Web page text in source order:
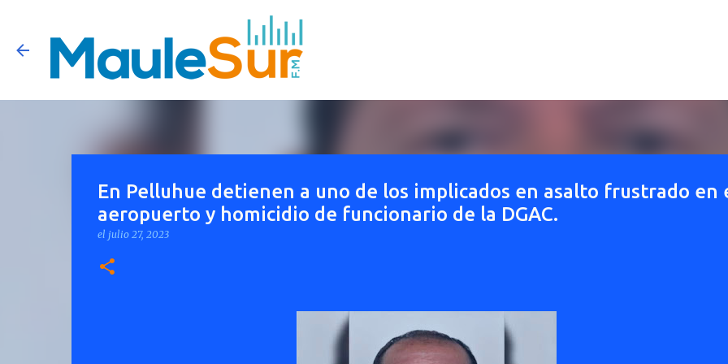
En Pelluhue detienen a uno de los implicados en asalto frustrado en
aeropuerto y homicidio de funcionario de la DGAC.
el julio 27, 2023